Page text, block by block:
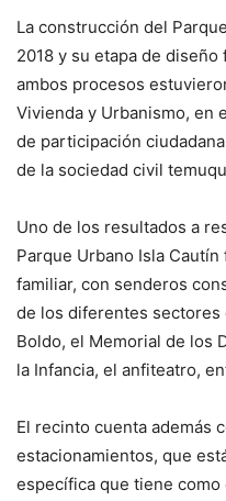
La construcción del
2018 y su etapa de
ambos procesos
Vivienda y Urbanismo, en
de participación
de la sociedad civil
Uno de los resultados a
Parque Urbano Isla
familiar, con senderos
de los diferentes sectores
Boldo, el Memorial de los
la Infancia, el anfiteatro,
El recinto cuenta además
estacionamientos, que
específica que tiene